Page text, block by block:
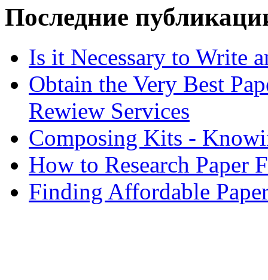
Последние
Is it Necessary to Write
Obtain the Very Best
Rewiew Services
Composing Kits -
How to Research Paper
Finding Affordable